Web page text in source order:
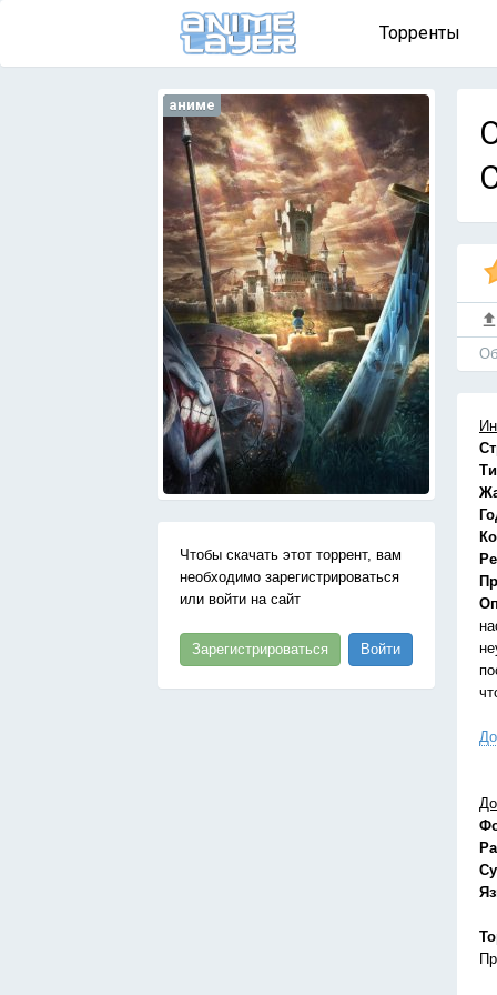
Торренты
аниме
Чтобы скачать этот торрент, вам
необходимо зарегистрироваться
или войти на сайт
Зарегистрироваться Войти